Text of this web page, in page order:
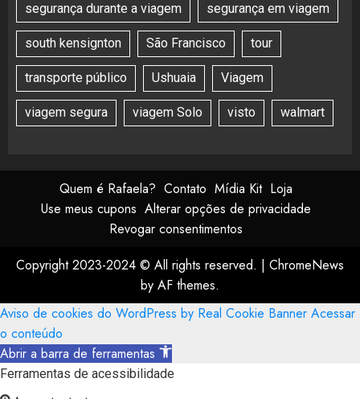
segurança durante a viagem segurança em viagem
south kensignton São Francisco tour
transporte público Ushuaia Viagem
viagem segura viagem Solo visto walmart
Quem é Rafaela? Contato Mídia Kit Loja
Use meus cupons Alterar opções de privacidade
Revogar consentimentos
Copyright 2023-2024 © All rights reserved. | ChromeNews
by AF themes.
Aviso de cookies do WordPress by Real Cookie Banner Acessar
o conteúdo
Abrir a barra de ferramentas
Ferramentas de acessibilidade